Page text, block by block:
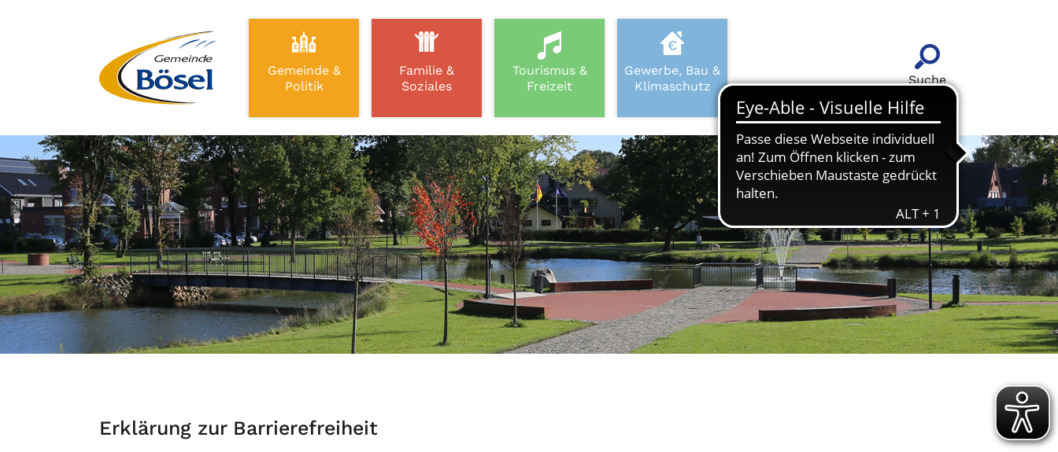
Gemeinde &
Politik
Familie &
Soziales
Tourismus &
Freizeit
Gewerbe, Bau &
Klimaschutz
Suche
Erklärung zur Barrierefreiheit